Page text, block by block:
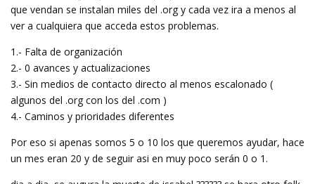
que vendan se instalan miles del .org y cada vez ira a menos al
ver a cualquiera que acceda estos problemas.
1.- Falta de organización
2.- 0 avances y actualizaciones
3.- Sin medios de contacto directo al menos escalonado (
algunos del .org con los del .com )
4.- Caminos y prioridades diferentes
Por eso si apenas somos 5 o 10 los que queremos ayudar, hace
un mes eran 20 y de seguir asi en muy poco serán 0 o 1.